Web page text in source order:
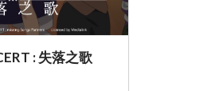
: 失落之歌